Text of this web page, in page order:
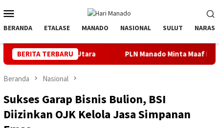
ke
kontenMobile
BERANDA ETALASE MANADO NASIONAL SULUT NARASI
BERITA TERBARU
Utara PLN Manado Minta Maaf Pemadaman
Beranda Nasional
Sukses Garap Bisnis Bulion, BSI
Diizinkan OJK Kelola Jasa Simpanan